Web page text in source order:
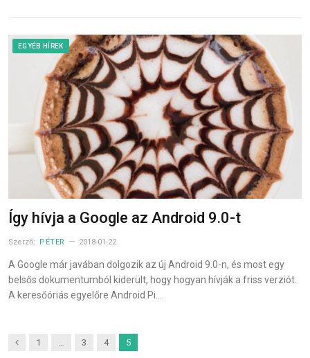
EGYÉB HÍREK
Így hívja a Google az Android 9.0-t
Szerző: PÉTER 2018-01-22
A Google már javában dolgozik az új Android 9.0-n, és most egy
belsős dokumentumból kiderült, hogy hogyan hívják a friss verziót.
A keresőóriás egyelőre Android Pi…
Previous
1 … 3 4 5